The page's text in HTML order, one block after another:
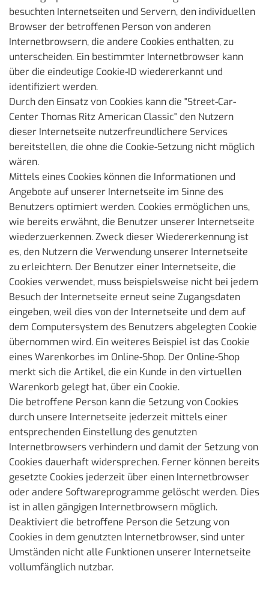
besuchten Internetseiten und Servern, den individuellen
Browser der betroffenen Person von anderen
Internetbrowsern, die andere Cookies enthalten, zu
unterscheiden. Ein bestimmter Internetbrowser kann
über die eindeutige Cookie-ID wiedererkannt und
identifiziert werden.
Durch den Einsatz von Cookies kann die "Street-Car-
Center Thomas Ritz American Classic" den Nutzern
dieser Internetseite nutzerfreundlichere Services
bereitstellen, die ohne die Cookie-Setzung nicht möglich
wären.
Mittels eines Cookies können die Informationen und
Angebote auf unserer Internetseite im Sinne des
Benutzers optimiert werden. Cookies ermöglichen uns,
wie bereits erwähnt, die Benutzer unserer Internetseite
wiederzuerkennen. Zweck dieser Wiedererkennung ist
es, den Nutzern die Verwendung unserer Internetseite
zu erleichtern. Der Benutzer einer Internetseite, die
Cookies verwendet, muss beispielsweise nicht bei jedem
Besuch der Internetseite erneut seine Zugangsdaten
eingeben, weil dies von der Internetseite und dem auf
dem Computersystem des Benutzers abgelegten Cookie
übernommen wird. Ein weiteres Beispiel ist das Cookie
eines Warenkorbes im Online-Shop. Der Online-Shop
merkt sich die Artikel, die ein Kunde in den virtuellen
Warenkorb gelegt hat, über ein Cookie.
Die betroffene Person kann die Setzung von Cookies
durch unsere Internetseite jederzeit mittels einer
entsprechenden Einstellung des genutzten
Internetbrowsers verhindern und damit der Setzung von
Cookies dauerhaft widersprechen. Ferner können bereits
gesetzte Cookies jederzeit über einen Internetbrowser
oder andere Softwareprogramme gelöscht werden. Dies
ist in allen gängigen Internetbrowsern möglich.
Deaktiviert die betroffene Person die Setzung von
Cookies in dem genutzten Internetbrowser, sind unter
Umständen nicht alle Funktionen unserer Internetseite
vollumfänglich nutzbar.